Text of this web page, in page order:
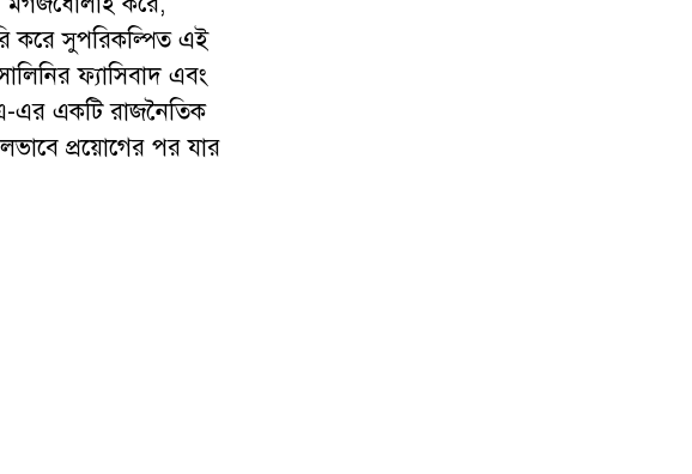
করে সুপরিকল্পিত এই
ফ্যাসিবাদ এবং
এর একটি রাজনৈতিক
প্রয়োগের পর যার